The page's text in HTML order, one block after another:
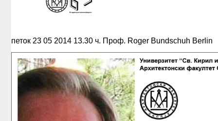
петок 23 05 2014 13.30 ч. Проф. Roger Bundschuh Berlin